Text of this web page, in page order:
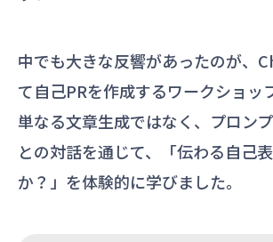
中でも大きな反響があったのが、
て自己PRを作成するワークショップ
単なる文章生成ではなく、プロン
との対話を通じて、「伝わる自己
か？」を体験的に学びました。